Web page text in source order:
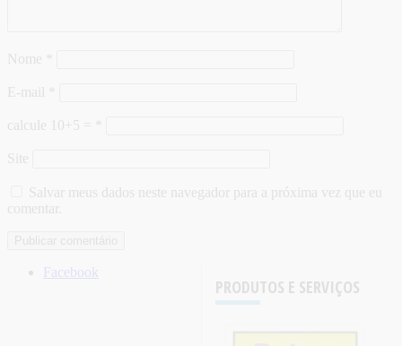
Nome
E-mail
calcule 10+5 =
Site
Salvar meus dados neste navegador para a próxima vez que eu
comentar.
PRODUTOS E SERVIÇOS
Facebook